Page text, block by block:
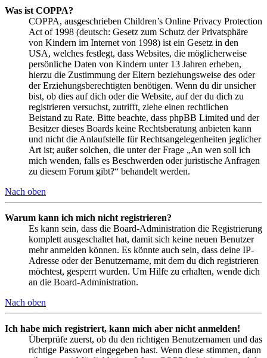
Was ist COPPA?
COPPA, ausgeschrieben Children’s Online Privacy Protection
Act of 1998 (deutsch: Gesetz zum Schutz der Privatsphäre
von Kindern im Internet von 1998) ist ein Gesetz in den
USA, welches festlegt, dass Websites, die möglicherweise
persönliche Daten von Kindern unter 13 Jahren erheben,
hierzu die Zustimmung der Eltern beziehungsweise des oder
der Erziehungsberechtigten benötigen. Wenn du dir unsicher
bist, ob dies auf dich oder die Website, auf der du dich zu
registrieren versuchst, zutrifft, ziehe einen rechtlichen
Beistand zu Rate. Bitte beachte, dass phpBB Limited und der
Besitzer dieses Boards keine Rechtsberatung anbieten kann
und nicht die Anlaufstelle für Rechtsangelegenheiten jeglicher
Art ist; außer solchen, die unter der Frage „An wen soll ich
mich wenden, falls es Beschwerden oder juristische Anfragen
zu diesem Forum gibt?“ behandelt werden.
Nach oben
Warum kann ich mich nicht registrieren?
Es kann sein, dass die Board-Administration die Registrierung
komplett ausgeschaltet hat, damit sich keine neuen Benutzer
mehr anmelden können. Es könnte auch sein, dass deine IP-
Adresse oder der Benutzername, mit dem du dich registrieren
möchtest, gesperrt wurden. Um Hilfe zu erhalten, wende dich
an die Board-Administration.
Nach oben
Ich habe mich registriert, kann mich aber nicht anmelden!
Überprüfe zuerst, ob du den richtigen Benutzernamen und das
richtige Passwort eingegeben hast. Wenn diese stimmen, dann